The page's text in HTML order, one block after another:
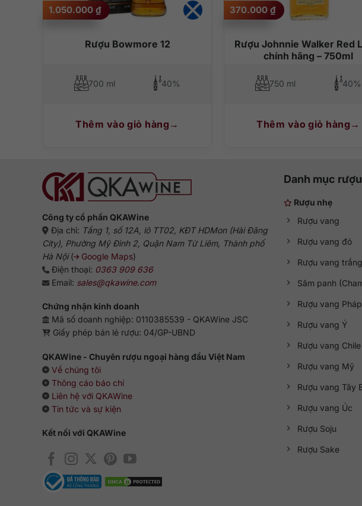
Rượu Bowmore 12
1.050.000 ₫
700 ml 40%
Thêm vào giỏ hàng
Rượu Johnnie Walker Red
chính hãng – 750ml
370.000 ₫
750 ml 40%
Thêm vào giỏ hàng
Công ty cổ phần QKAWine
Địa chỉ: Tầng 1, số 12A, lô TT02, KĐT HDMon (Hải Đăng
City), Phường Mỹ Đình 2, Quận Nam Từ Liêm, Thành phố
Hà Nội( Google Maps)
Điện thoại: 0363 909 636
Email: sales@qkawine.com
Chứng nhận kinh doanh
Mã số doanh nghiệp: 0110385539 - QKAWine JSC
Giấy phép bán lẻ rượu: 04/GP-UBND
QKAWine - Chuyên rượu ngoại hàng đầu Việt Nam
Về chúng tôi
Thông cáo báo chí
Liên hệ với QKAWine
Tin tức và sự kiện
Kết nối với QKAWine
Danh mục
Rượu nhẹ
Rượu vang
Rượu vang đỏ
Rượu vang trắng
Sâm panh
Rượu vang Pháp
Rượu vang Ý
Rượu vang Chile
Rượu vang Mỹ
Rượu vang Tây
Rượu vang Úc
Rượu Soju
Rượu Sake